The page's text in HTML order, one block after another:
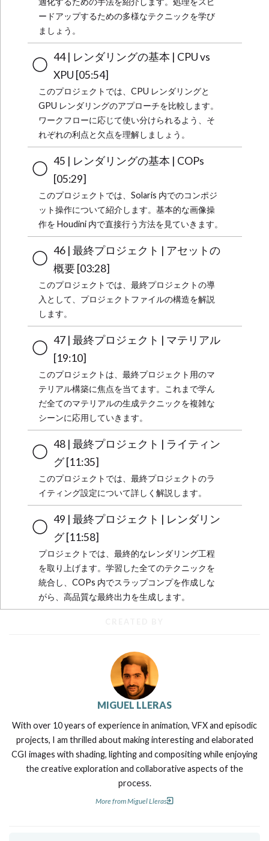
ードアップするための多様なテクニックを学び
ましょう。
44 | レンダリングの基本 | CPU vs
XPU [05:54]
このプロジェクトでは、CPU レンダリングと
GPU レンダリングのアプローチを比較します。
ワークフローに応じて使い分けられるよう、そ
れぞれの利点と欠点を理解しましょう。
45 | レンダリングの基本 | COPs
[05:29]
このプロジェクトでは、Solaris 内でのコンポジ
ット操作について紹介します。基本的な画像操
作を Houdini 内で直接行う方法を見ていきます。
46 | 最終プロジェクト | アセットの
概要 [03:28]
このプロジェクトでは、最終プロジェクトの導
入として、プロジェクトファイルの構造を解説
します。
47 | 最終プロジェクト | マテリアル
[19:10]
このプロジェクトは、最終プロジェクト用のマ
テリアル構築に焦点を当てます。これまで学ん
だ全てのマテリアルの生成テクニックを複雑な
シーンに応用していきます。
48 | 最終プロジェクト | ライティン
グ [11:35]
このプロジェクトでは、最終プロジェクトのラ
イティング設定について詳しく解説します。
49 | 最終プロジェクト | レンダリン
グ [11:58]
プロジェクトでは、最終的なレンダリング工程
を取り上げます。学習した全てのテクニックを
統合し、COPs 内でスラップコンプを作成しな
がら、高品質な最終出力を生成します。
MIGUEL LLERAS
With over 10 years of experience in animation, VFX and episodic
projects, I am thrilled about making interesting and elaborated
CGI images with shading, lighting and compositing while enjoying
the creative exploration and collaborative aspects of the
process.
More from Miguel Lleras